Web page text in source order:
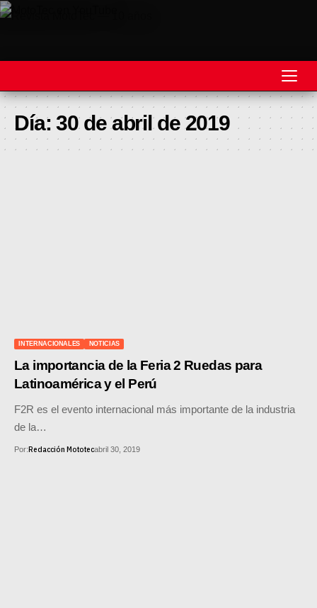
REVISTA
CROSS COUNTRY
MOTOS ACUÁTICAS
NOTICIAS
INTERNACIONALES
Día:30 de abril de 2019
INTERNACIONALES NOTICIAS
La importancia de la Feria 2 Ruedas para
Latinoamérica y el Perú
F2R es el evento internacional más importante de la industria
de la…
Por:Redacción Mototecabril 30, 2019